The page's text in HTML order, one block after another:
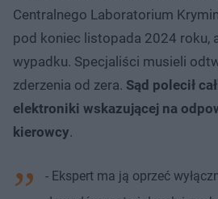
Centralnego Laboratorium
pod koniec listopada 2024 roku,
wypadku. Specjaliści musieli
zderzenia od zera. Sąd polecił
elektroniki wskazującej na
kierowcy.
- Ekspert ma ją oprzeć